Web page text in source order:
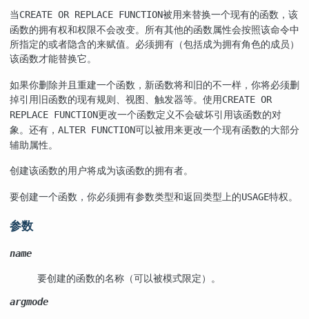
当CREATE OR REPLACE FUNCTION被用来替换一个现有的函数，该
函数的拥有权和权限不会改变。所有其他的函数属性会按照该命令中
所指定的或者隐含的来赋值。必须拥有（包括成为拥有角色的成员）
该函数才能替换它。
如果你删除并且重建一个函数，新函数将和旧的不一样，你将必须删
掉引用旧函数的现有规则、视图、触发器等。使用CREATE OR
REPLACE FUNCTION更改一个函数定义不会破坏引用该函数的对
象。还有， ALTER FUNCTION可以被用来更改一个现有函数的大部分
辅助属性。
创建该函数的用户将成为该函数的拥有者。
要创建一个函数，你必须拥有参数类型和返回类型上的USAGE特权。
参数
name
要创建的函数的名称（可以被模式限定）。
argmode